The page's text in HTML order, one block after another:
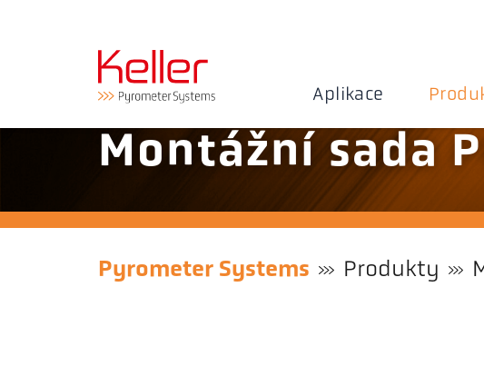
Aplikace
Montážní sada
Pyrometer Systems Produkty